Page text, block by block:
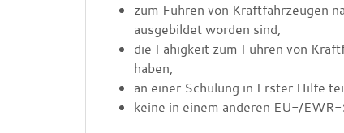
zum Führen von Kraftfahrzeugen
ausgebildet worden sind,
die Fähigkeit zum Führen von
haben,
an einer Schulung in Erster Hilfe
keine in einem anderen EU-/